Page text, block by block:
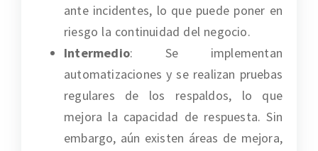
ante incidentes, lo que puede poner en
riesgo la continuidad del negocio.
Intermedio: Se implementan
automatizaciones y se realizan pruebas
regulares de los respaldos, lo que
mejora la capacidad de respuesta. Sin
embargo, aún existen áreas de mejora,